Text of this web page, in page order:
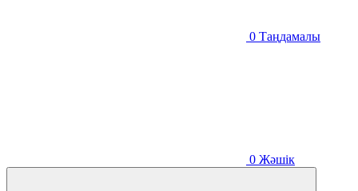
0 Таңдамалы
0 Жәшік